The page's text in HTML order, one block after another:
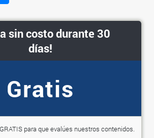
sin costo durante 30
días!
Gratis
para que evalúes nuestros contenidos.